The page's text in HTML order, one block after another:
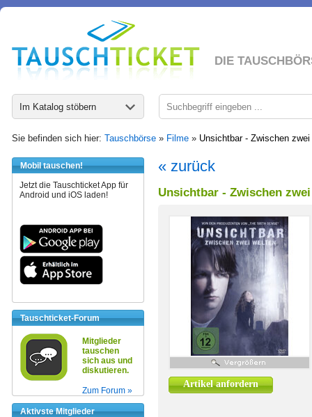
DIE
Im Katalog stöbern
Sie befinden sich hier: Tauschbörse » Filme » Unsichtbar - Zwischen
Mobil tauschen!
Jetzt die Tauschticket App für
Android und iOS laden!
Tauschticket-Forum
Mitglieder
tauschen
sich aus und
diskutieren.
Zum Forum »
Aktivste Mitglieder
« zurück
Unsichtbar - Zwischen
Artikel anfordern